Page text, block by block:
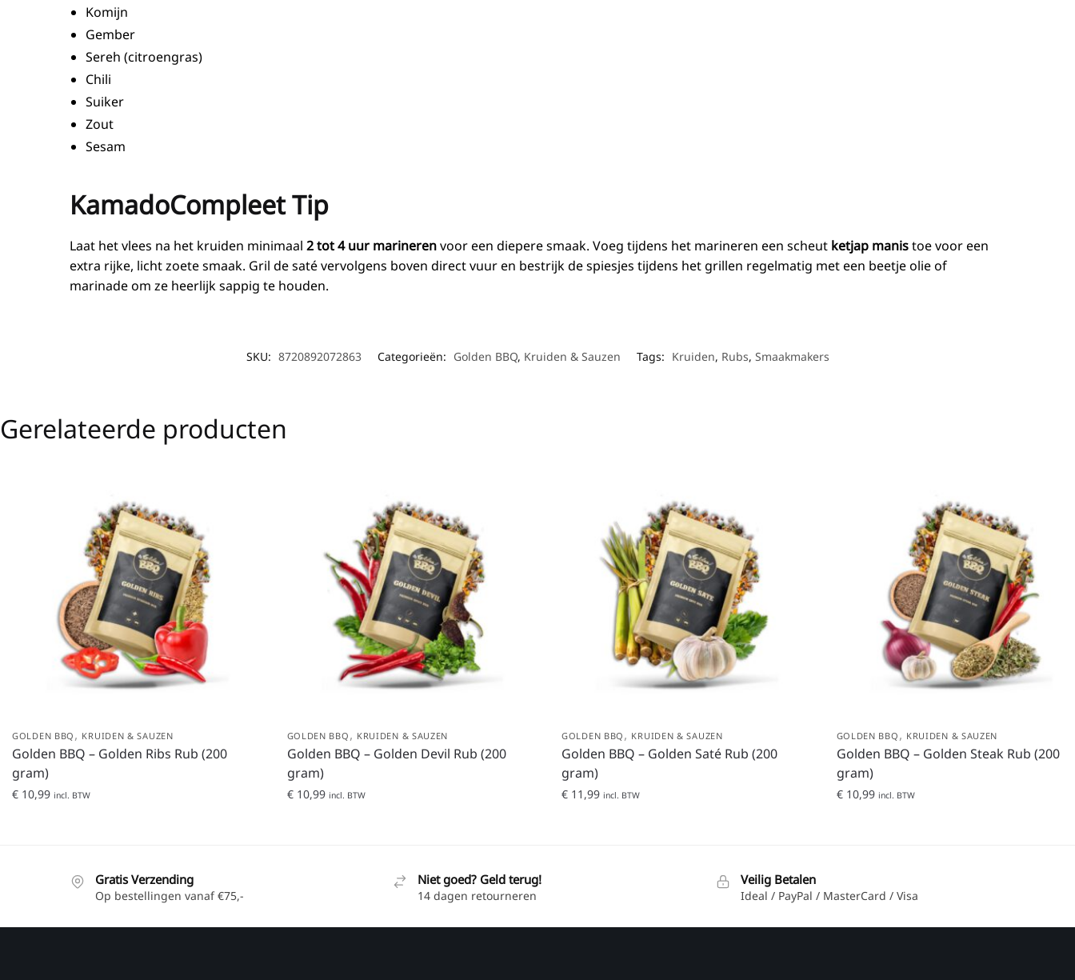
Komijn
Gember
Sereh (citroengras)
Chili
Suiker
Zout
Sesam
KamadoCompleet Tip
Laat het vlees na het kruiden minimaal2 tot 4 uur marinerenvoor een diepere smaak. Voeg tijdens het marineren een scheut ketjap manistoe voor een
extra rijke, licht zoete smaak. Gril de saté vervolgens boven direct vuur en bestrijk de spiesjes tijdens het grillen regelmatig met een beetje olie of
marinade om ze heerlijk sappig te houden.
SKU: 8720892072863 Categorieën: Golden BBQ, Kruiden & Sauzen Tags: Kruiden, Rubs, Smaakmakers
Gerelateerde producten
GOLDEN BBQ , KRUIDEN & SAUZEN
Golden BBQ – Golden Ribs Rub (200
gram)
€ 10,99 incl. BTW
GOLDEN BBQ , KRUIDEN & SAUZEN
Golden BBQ – Golden Devil Rub (200
gram)
€10,99 incl. BTW
GOLDEN BBQ , KRUIDEN & SAUZEN
Golden BBQ – Golden Saté Rub (200
gram)
€ 11,99 incl. BTW
GOLDEN BBQ , KRUIDEN & SAUZEN
Golden BBQ – Golden Steak Rub (200
gram)
€10,99 incl. BTW
Gratis Verzending
Op bestellingen vanaf €75,-
Niet goed? Geld terug!
14 dagen retourneren
Veilig Betalen
Ideal / PayPal / MasterCard / Visa